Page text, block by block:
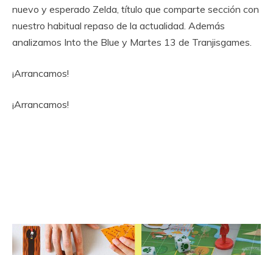
nuevo y esperado Zelda, título que comparte sección con
nuestro habitual repaso de la actualidad. Además
analizamos Into the Blue y Martes 13 de Tranjisgames.
¡Arrancamos!
¡Arrancamos!